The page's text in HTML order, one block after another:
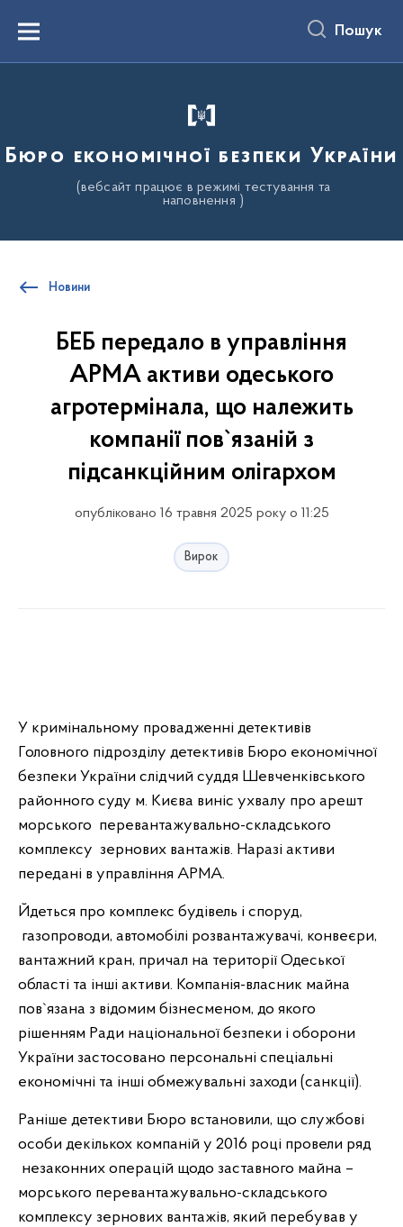
вмістуMenu Пошук
Бюро економічної безпеки України
(вебсайт працює в режимі тестування та
наповнення )
Новини
БЕБ передало в управління
АРМА активи одеського
агротермінала, що належить
компанії пов`язаній з
підсанкційним олігархом
опубліковано 16 травня 2025 року о 11:25
Вирок
У кримінальному провадженні детективів
Головного підрозділу детективів Бюро економічної
безпеки України слідчий суддя Шевченківського
районного суду м. Києва виніс ухвалу про арешт
морського перевантажувально-складського
комплексу зернових вантажів. Наразі активи
передані в управління АРМА.
Йдеться про комплекс будівель і споруд,
газопроводи, автомобілі розвантажувачі, конвеєри,
вантажний кран, причал на території Одеської
області та інші активи. Компанія-власник майна
пов`язана з відомим бізнесменом, до якого
рішенням Ради національної безпеки і оборони
України застосовано персональні спеціальні
економічні та інші обмежувальні заходи (санкції).
Раніше детективи Бюро встановили, що службові
особи декількох компаній у 2016 році провели ряд
незаконних операцій щодо заставного майна –
морського перевантажувально-складського
комплексу зернових вантажів, який перебував у